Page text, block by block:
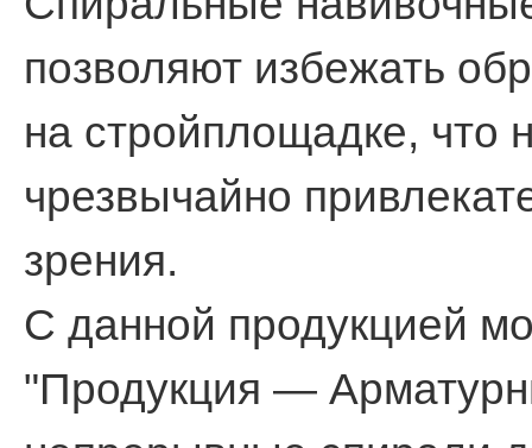
позволяют избежать
на стройплощадке, что
чрезвычайно
зрения.
C данной продукцией
"Продукция —